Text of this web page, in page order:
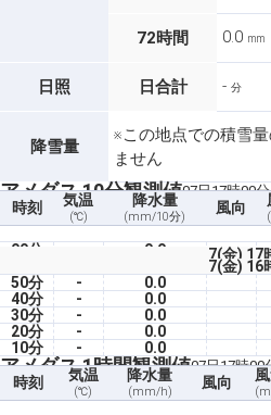
72時間 0.0 mm
日照 日合計 - 分
降雪量
※この地点での積雪
ません
アメダス 10分観測値07日17時00分
時刻 気温
(℃)
降水量
(mm/10分)
風向
7(金) 17
00分 0.0
7(金) 16
50分
- 0.0
40分
- 0.0
30分
- 0.0
20分
- 0.0
10分
- 0.0
アメダス 1時間観測値07日17時00
時刻 気温
(℃)
降水量
(mm/h)
風向